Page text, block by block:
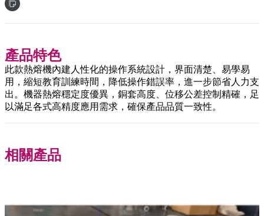
產品特色
此款熱熔機內建人性化的操作系統設計，界面清楚、易學易
用，縮短教育訓練時間，降低操作錯誤率，進一步節省人力支
出。機器熱熔穩定度優異，銅套高度、位移公差控制精確，足
以滿足各式高精度應用需求，確保產品品質一致性。
相關產品